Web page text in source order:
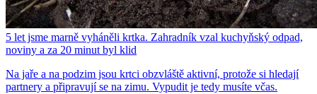
5 let jsme marně vyháněli krtka. Zahradník vzal kuchyňský odpad,
noviny a za 20 minut byl klid
Na jaře a na podzim jsou krtci obzvláště aktivní, protože si hledají
partnery a připravují se na zimu. Vypudit je tedy musíte včas.